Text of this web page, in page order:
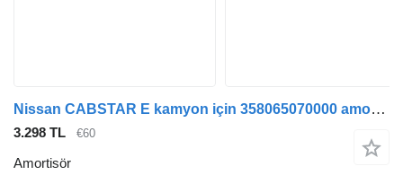
Nissan CABSTAR E kamyon için 358065070000 amortisör
3.298 TL €60
Amortisör